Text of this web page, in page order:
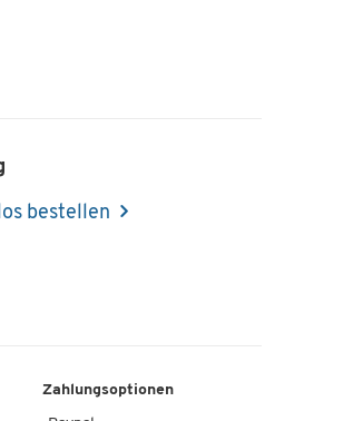
bestellen
Zahlungsoptionen